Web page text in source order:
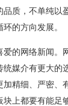
品质，不单纯以
的方向发展。
的网络新闻。
统媒介有更大的
加精细、严密、
块上都要有能足